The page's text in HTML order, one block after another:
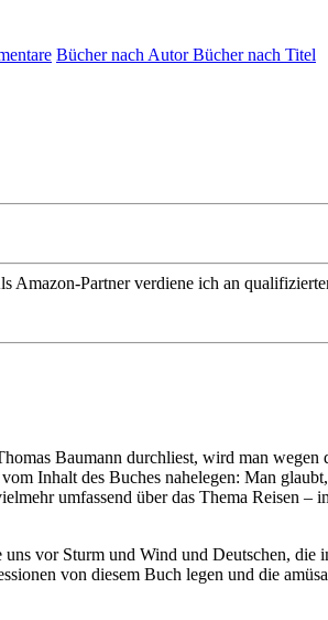
Bücher nach AutorBücher nach Titel
Partner verdiene ich an
Baumann durchliest, wird man
Inhalt des Buches nahelegen: Man
umfassend über das Thema Reisen –
vor Sturm und Wind und Deutschen,
von diesem Buch legen und die